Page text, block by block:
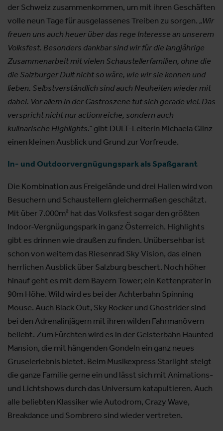
der Schweiz zusammenkommen, um mit ihren Geschäften
volle neun Tage für ausgelassenes Treiben zu sorgen. „Wir
freuen uns auch heuer über das rege Interesse an unserem
Volksfest. Besonders dankbar sind wir für die langjährige
Zusammenarbeit mit vielen Schaustellerfamilien, ohne die
die Salzburger Dult nicht so wäre, wie wir sie kennen und
lieben. Selbstverständlich sind auch Neuheiten wieder mit
dabei. Vor allem in der Gastroszene tut sich gerade viel. Das
verspricht nicht nur actionreiche, sondern auch
kulinarische Highlights.“ gibt DULT-Leiterin Michaela Glinz
einen kleinen Ausblick und Grund zur Vorfreude.
In- und Outdoorvergnügungspark als Spaßgarant
Die Kombination aus Freigelände und drei Hallen wird von
Besuchern und Schaustellern gleichermaßen geschätzt.
Mit über 7.000m² hat das Volksfest sogar den größten
Indoor-Vergnügungspark in ganz Österreich. Highlights
gibt es drinnen wie draußen zu finden. Unübersehbar ist
schon von weitem das Riesenrad Sky Vision, das einen
herrlichen Ausblick über Salzburg beschert. Noch höher
hinauf geht es mit dem Bayern Tower; ein Kettenprater in
90m Höhe. Wild wird es bei der Achterbahn Spinning
Mouse. Auch Black Out, Sky Rocker und Ghostrider sind
bei den Adrenalinjägern mit ihren wilden Fahrmanövern
beliebt. Zum Fürchten wird es in der Geisterbahn Haunted
Mansion, die mit hängenden Gondeln ein ganz neues
Gruselerlebnis bietet. Beim Musikexpress Starlight steigt
die ganze Familie gerne ein und lässt sich mit Animations-
und Lichtshows durch das Universum katapultieren. Auch
alle beliebten Klassiker wie Autodrom, Crazy Wave,
Breakdance und Sombrero sind wieder vertreten.